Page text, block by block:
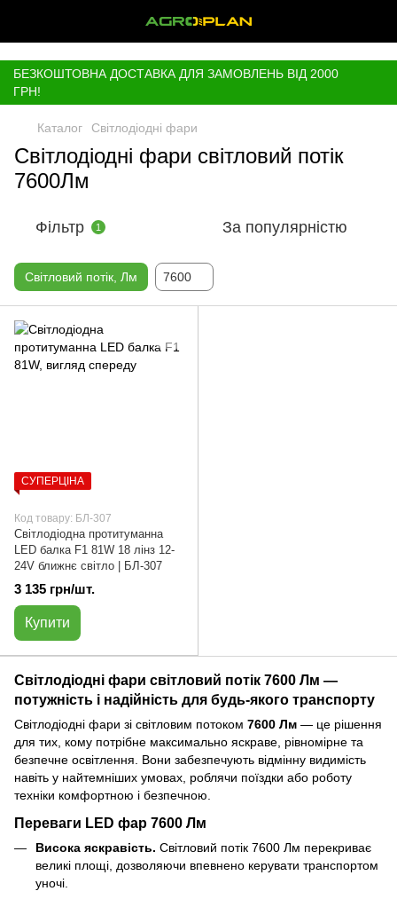
БЕЗКОШТОВНА ДОСТАВКА ДЛЯ ЗАМОВЛЕНЬ ВІД 2000
ГРН!
Каталог Світлодіодні фари
Світлодіодні фари світловий потік
7600Лм
Фільтр 1 За популярністю
Світловий потік, Лм 7600
СУПЕРЦІНА
Код товару: БЛ-307
Світлодіодна протитуманна
LED балка F1 81W 18 лінз 12-
24V ближнє світло | БЛ-307
3 135 грн/шт.
Купити
Світлодіодні фари світловий потік 7600 Лм —
потужність і надійність для будь-якого транспорту
Світлодіодні фари зі світловим потоком 7600 Лм — це рішення
для тих, кому потрібне максимально яскраве, рівномірне та
безпечне освітлення. Вони забезпечують відмінну видимість
навіть у найтемніших умовах, роблячи поїздки або роботу
техніки комфортною і безпечною.
Переваги LED фар 7600 Лм
Висока яскравість. Світловий потік 7600 Лм перекриває
великі площі, дозволяючи впевнено керувати транспортом
уночі.